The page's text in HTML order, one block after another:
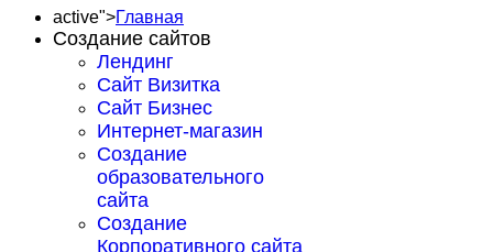
active">Главная
Создание сайтов
Лендинг
Сайт Визитка
Сайт Бизнес
Интернет-магазин
Создание
образовательного
сайта
Создание
Корпоративного сайта